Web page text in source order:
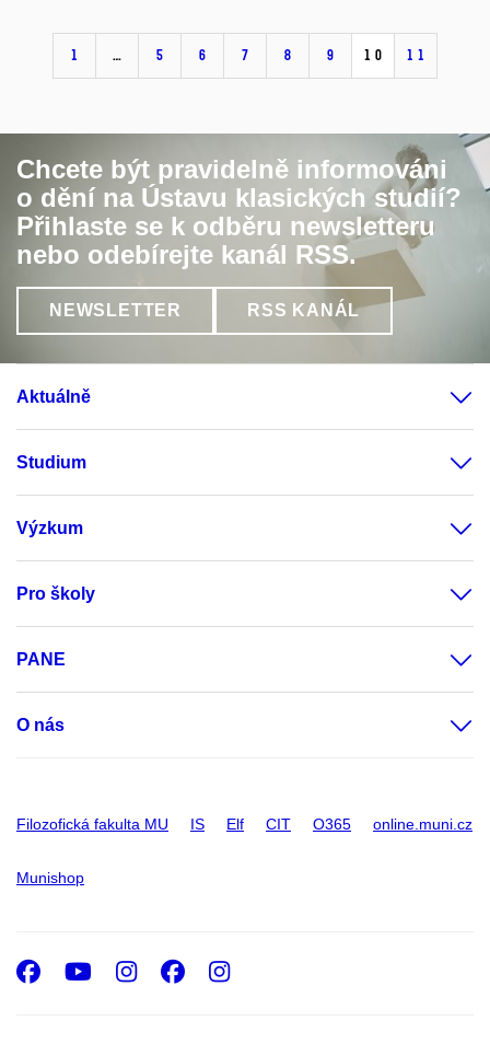
1 … 5 6 7 8 9 10 11
Chcete být pravidelně informováni
o dění na Ústavu klasických studií?
Přihlaste se k odběru newsletteru
nebo odebírejte kanál RSS.
NEWSLETTER RSS KANÁL
Aktuálně
Studium
Výzkum
Pro školy
PANE
O nás
Filozofická fakulta MU IS Elf CIT O365 online.muni.cz
Munishop
Facebook
Youtube
Instagram
Facebook
Instagram